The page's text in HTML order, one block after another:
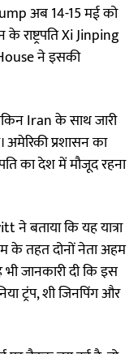
अब 14-15 मई को
राष्ट्रपति Xi Jinping
House ने इसकी
Iran के साथ जारी
प्रशासन का
का देश में मौजूद रहना
ने बताया कि यह यात्रा
के तहत दोनों नेता अहम
भी जानकारी दी कि इस
ट्रंप, शी जिनपिंग और